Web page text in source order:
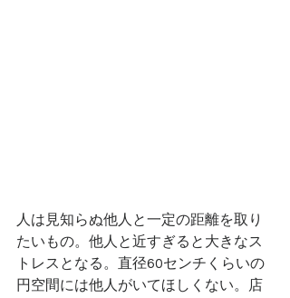
人は見知らぬ他人と一定の距離を取り
たいもの。他人と近すぎると大きなス
トレスとなる。直径60センチくらいの
円空間には他人がいてほしくない。店